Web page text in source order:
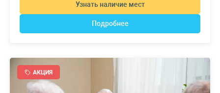
Узнать наличие мест
Подробнее
АКЦИЯ